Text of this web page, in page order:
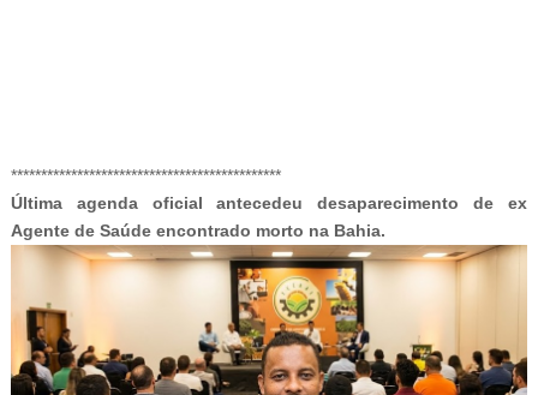
*********************************************
Última agenda oficial antecedeu desaparecimento de ex
Agente de Saúde encontrado morto na Bahia.